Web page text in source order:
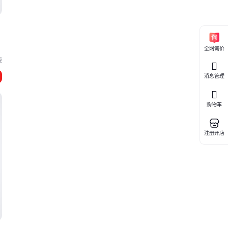
全网询价
消息管理
购物车
注册开店